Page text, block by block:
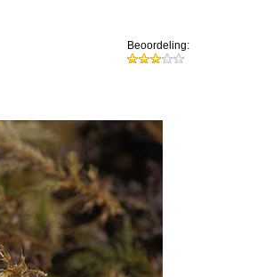
Beoordeling: